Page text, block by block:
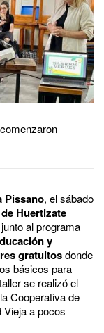
Pissano, el sábado
Huertizate
junto al programa
y
gratuitosdonde
básicos para
se realizó el
Cooperativa de
a pocos